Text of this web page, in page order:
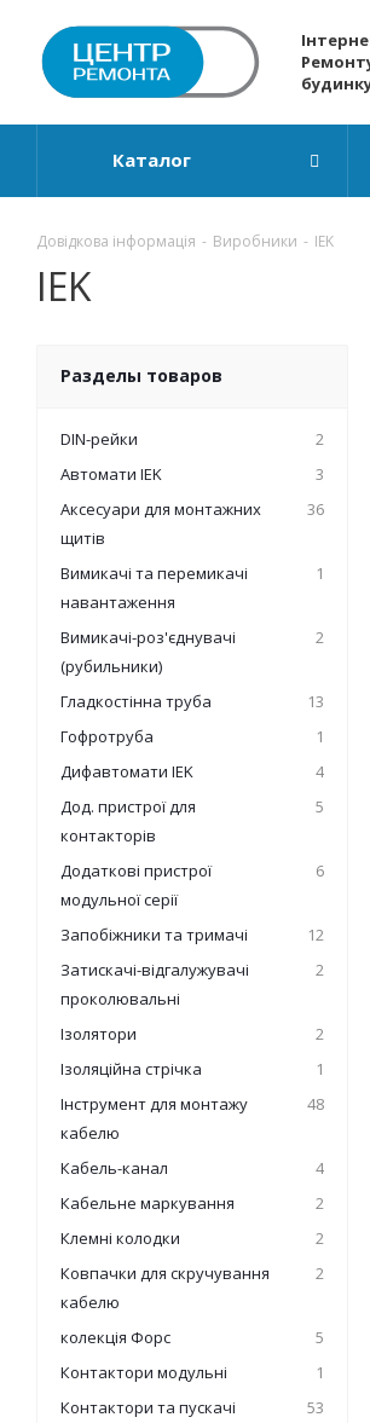
Каталог
Довідкова інформація - Виробники - IEK
IEK
Разделы товаров
DIN-рейки
2
Автомати IEK
3
Аксесуари для монтажних
щитів
36
Вимикачі та перемикачі
навантаження
1
Вимикачі-роз'єднувачі
(рубильники)
2
Гладкостінна труба
13
Гофротруба
1
Дифавтомати IEK
4
Дод. пристрої для
контакторів
5
Додаткові пристрої
модульної серії
6
Запобіжники та тримачі
12
Затискачі-відгалужувачі
проколювальні
2
Ізолятори
2
Ізоляційна стрічка
1
Інструмент для монтажу
кабелю
48
Кабель-канал
4
Кабельне маркування
2
Клемні колодки
2
Ковпачки для скручування
кабелю
2
колекція Форс
5
Контактори модульні
1
Контактори та пускачі
53